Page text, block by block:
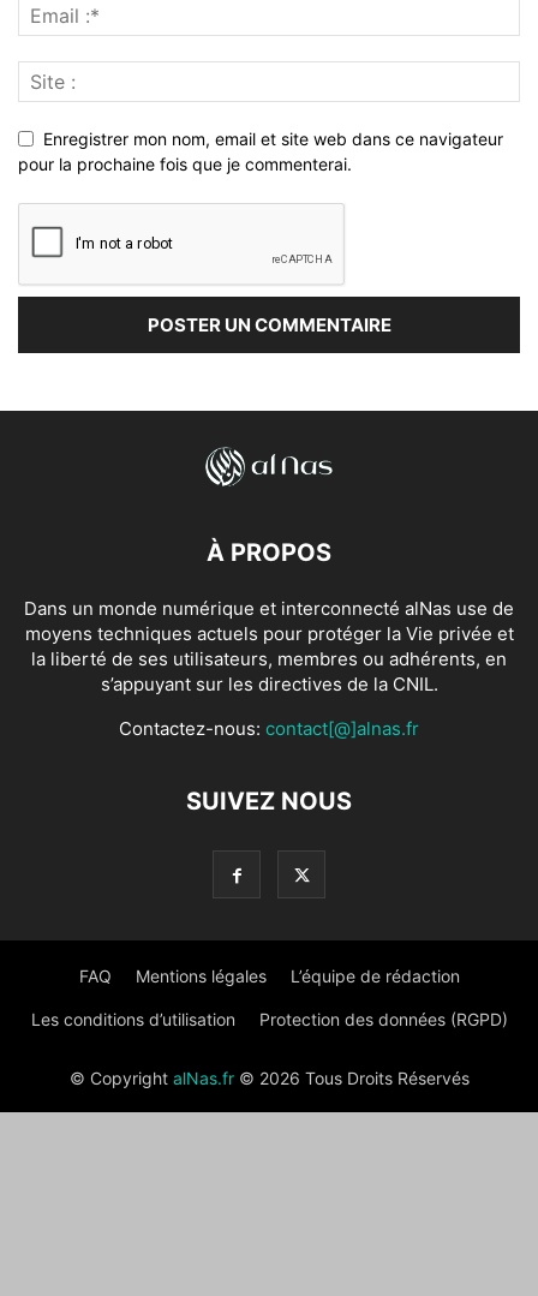
Enregistrer mon nom, email et site web dans ce navigateur
pour la prochaine fois que je commenterai.
À PROPOS
Dans un monde numérique et interconnecté alNas use de
moyens techniques actuels pour protéger la Vie privée et
la liberté de ses utilisateurs, membres ou adhérents, en
s’appuyant sur les directives de la CNIL.
Contactez-nous: contact[@]alnas.fr
SUIVEZ NOUS
FAQ Mentions légales L’équipe de rédaction
Les conditions d’utilisation Protection des données (RGPD)
© Copyright alNas.fr© 2026 Tous Droits Réservés